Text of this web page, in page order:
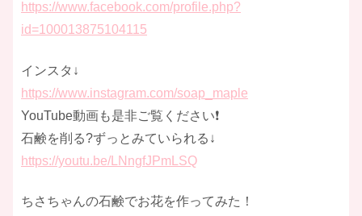
https://www.facebook.com/profile.php?
id=100013875104115
インスタ↓
https://www.instagram.com/soap_maple
YouTube動画も是非ご覧ください❗️
石鹸を削る?ずっとみていられる↓
https://youtu.be/LNngfJPmLSQ
ちさちゃんの石鹸でお花を作ってみた！